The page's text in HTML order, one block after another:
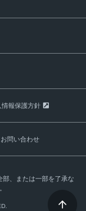
情報保護方針
お問い合わせ
部、または一部を了承な